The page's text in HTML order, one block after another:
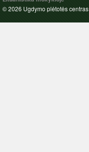
© 2026 Ugdymo plėtotės centras